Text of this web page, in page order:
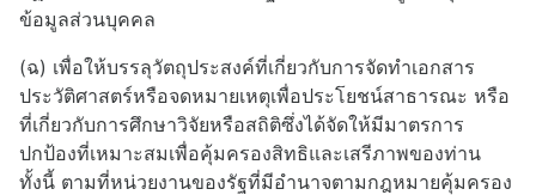
ข้อมูลส่วนบุคคล
(ฉ) เพื่อให้บรรลุวัตถุประสงค์ที่เกี่ยวกับการจัดทำเอกสาร
ประวัติศาสตร์หรือจดหมายเหตุเพื่อประโยชน์สาธารณะ หรือ
ที่เกี่ยวกับการศึกษาวิจัยหรือสถิติซึ่งได้จัดให้มีมาตรการ
ปกป้องที่เหมาะสมเพื่อคุ้มครองสิทธิและเสรีภาพของท่าน
ทั้งนี้ ตามที่หน่วยงานของรัฐที่มีอำนาจตามกฎหมายคุ้มครอง